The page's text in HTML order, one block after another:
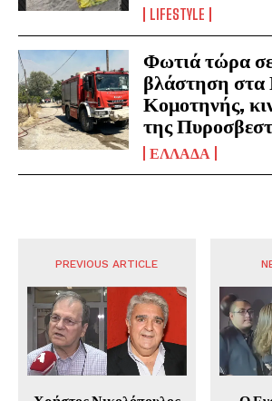
LIFESTYLE
Φωτιά τώρα
βλάστηση στα
Κομοτηνής,
της
ΕΛΛΑΔΑ
PREVIOUS ARTICLE